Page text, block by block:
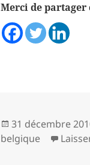
Merci de partager
Publié
le
31 décembre
belgique